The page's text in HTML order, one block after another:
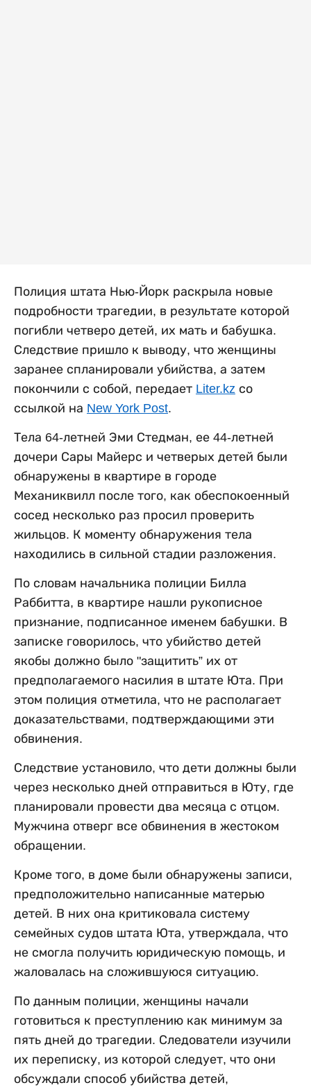
Полиция штата Нью-Йорк раскрыла новые
подробности трагедии, в результате которой
погибли четверо детей, их мать и бабушка.
Следствие пришло к выводу, что женщины
заранее спланировали убийства, а затем
покончили с собой, передает Liter.kz со
ссылкой на New York Post.
Тела 64-летней Эми Стедман, ее 44-летней
дочери Сары Майерс и четверых детей были
обнаружены в квартире в городе
Механиквилл после того, как обеспокоенный
сосед несколько раз просил проверить
жильцов. К моменту обнаружения тела
находились в сильной стадии разложения.
По словам начальника полиции Билла
Раббитта, в квартире нашли рукописное
признание, подписанное именем бабушки. В
записке говорилось, что убийство детей
якобы должно было "защитить” их от
предполагаемого насилия в штате Юта. При
этом полиция отметила, что не располагает
доказательствами, подтверждающими эти
обвинения.
Следствие установило, что дети должны были
через несколько дней отправиться в Юту, где
планировали провести два месяца с отцом.
Мужчина отверг все обвинения в жестоком
обращении.
Кроме того, в доме были обнаружены записи,
предположительно написанные матерью
детей. В них она критиковала систему
семейных судов штата Юта, утверждала, что
не смогла получить юридическую помощь, и
жаловалась на сложившуюся ситуацию.
По данным полиции, женщины начали
готовиться к преступлению как минимум за
пять дней до трагедии. Следователи изучили
их переписку, из которой следует, что они
обсуждали способ убийства детей,